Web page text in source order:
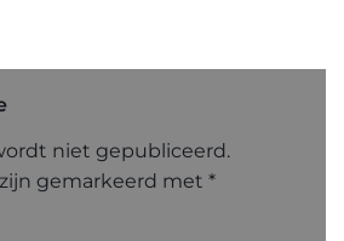
niet gepubliceerd.
gemarkeerd met *